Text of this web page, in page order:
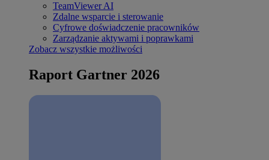
TeamViewer AI
Zdalne wsparcie i sterowanie
Cyfrowe doświadczenie pracowników
Zarządzanie aktywami i poprawkami
Zobacz wszystkie możliwości
Raport Gartner 2026